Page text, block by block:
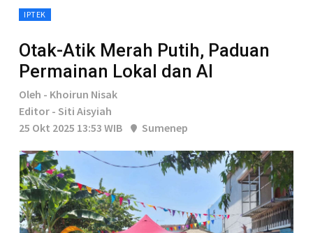
IPTEK
Otak-Atik Merah Putih, Paduan
Permainan Lokal dan AI
Oleh - Khoirun Nisak
Editor - Siti Aisyiah
25 Okt 2025 13:53 WIB
Sumenep